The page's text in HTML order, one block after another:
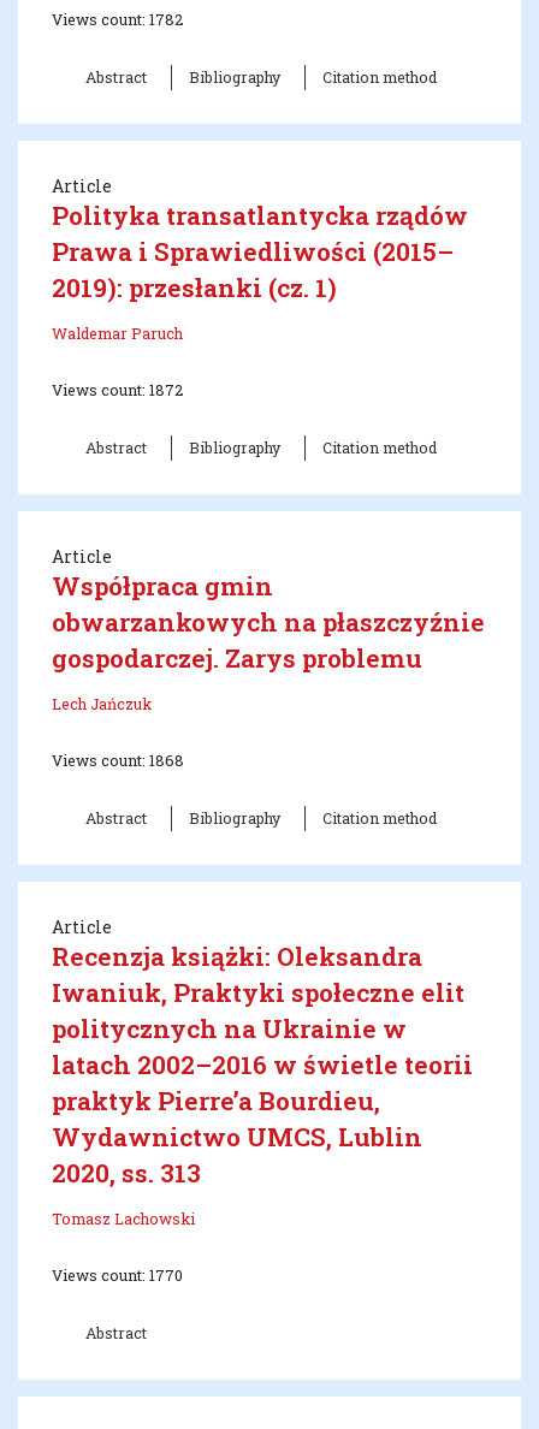
Views count: 1782
Abstract Bibliography Citation method
Article
Polityka transatlantycka rządów
Prawa i Sprawiedliwości (2015–
2019): przesłanki (cz. 1)
Waldemar Paruch
Views count: 1872
Abstract Bibliography Citation method
Article
Współpraca gmin
obwarzankowych na płaszczyźnie
gospodarczej. Zarys problemu
Lech Jańczuk
Views count: 1868
Abstract Bibliography Citation method
Article
Recenzja książki: Oleksandra
Iwaniuk, Praktyki społeczne elit
politycznych na Ukrainie w
latach 2002–2016 w świetle teorii
praktyk Pierre’a Bourdieu,
Wydawnictwo UMCS, Lublin
2020, ss. 313
Tomasz Lachowski
Views count: 1770
Abstract